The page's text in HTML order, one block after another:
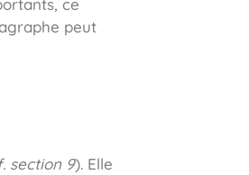
ce
peut
section 9). Elle